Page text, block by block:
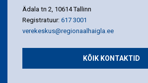
Ädala tn 2, 10614 Tallinn
Registratuur: 617 3001
verekeskus@regionaalhaigla.ee
KÕIK KONTAKTID